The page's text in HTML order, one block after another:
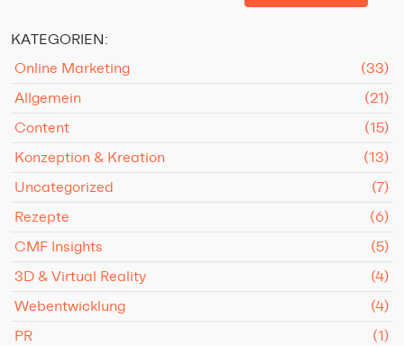
KATEGORIEN:
Online Marketing
(33)
Allgemein
(21)
Content
(15)
Konzeption & Kreation
(13)
Uncategorized
(7)
Rezepte
(6)
CMF Insights
(5)
3D & Virtual Reality
(4)
Webentwicklung
(4)
PR
(1)